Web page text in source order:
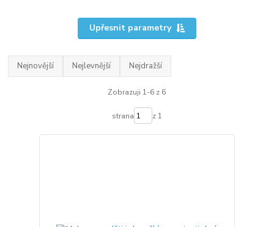
Upřesnit parametry
Nejnovější Nejlevnější Nejdražší
Zobrazuji 1-6 z 6
strana z 1